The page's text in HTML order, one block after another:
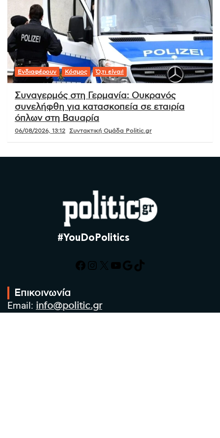
Ενδιαφέρουν Κόσμος Ό,τι είναι!
Συναγερμός στη Γερμανία: Ουκρανός
συνελήφθη για κατασκοπεία σε εταιρία
όπλων στη Βαυαρία
06/08/2026, 13:12 Συντακτική Ομάδα Politic.gr
#YouDoPolitics
Facebook
Instagram
X YouTube
Google
TikTok
Επικοινωνία
Email: info@politic.gr